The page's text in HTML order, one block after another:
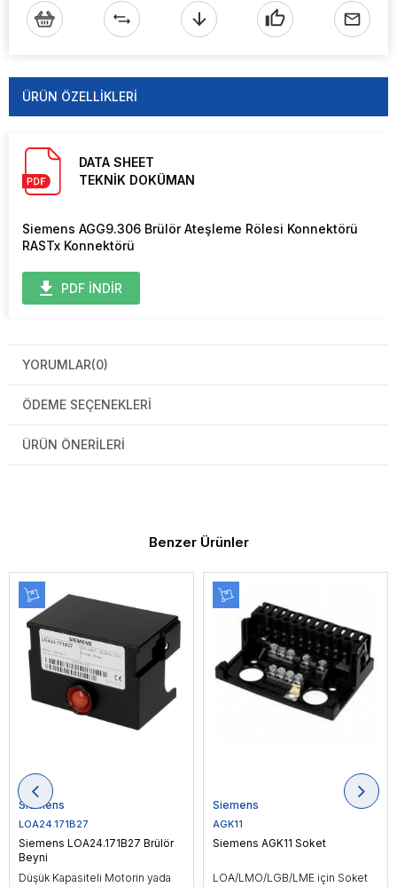
ÜRÜN ÖZELLIKLERI
DATA SHEET
TEKNİK DOKÜMAN
Siemens AGG9.306 Brülör Ateşleme Rölesi Konnektörü
RASTx Konnektörü
PDF İNDİR
YORUMLAR(0)
ÖDEME SEÇENEKLERI
ÜRÜN ÖNERILERI
Benzer Ürünler
Siemens
LOA24.171B27
Siemens LOA24.171B27 Brülör
Beyni
Düşük Kapasiteli Motorin yada
Siemens
AGK11
Siemens AGK11 Soket
LOA/LMO/LGB/LME için Soket